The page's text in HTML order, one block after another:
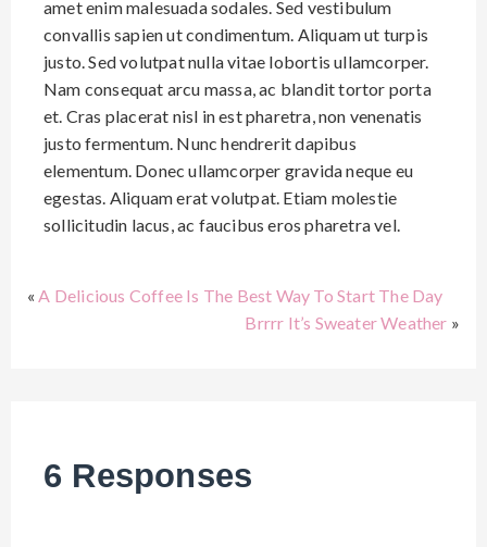
amet enim malesuada sodales. Sed vestibulum
convallis sapien ut condimentum. Aliquam ut turpis
justo. Sed volutpat nulla vitae lobortis ullamcorper.
Nam consequat arcu massa, ac blandit tortor porta
et. Cras placerat nisl in est pharetra, non venenatis
justo fermentum. Nunc hendrerit dapibus
elementum. Donec ullamcorper gravida neque eu
egestas. Aliquam erat volutpat. Etiam molestie
sollicitudin lacus, ac faucibus eros pharetra vel.
«A Delicious Coffee Is The Best Way To Start The Day
Brrrr It’s Sweater Weather »
6 Responses